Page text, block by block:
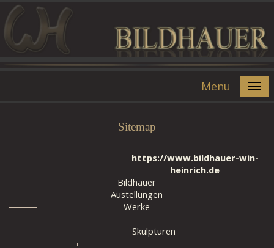
Menu
Sitemap
https://www.bildhauer-win-
heinrich.de
Bildhauer
Austellungen
Werke
Skulpturen